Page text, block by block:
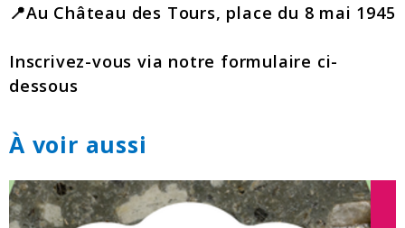
📍Au Château des Tours, place du 8 mai 1945
Inscrivez-vous via notre formulaire ci-
dessous
À voir aussi